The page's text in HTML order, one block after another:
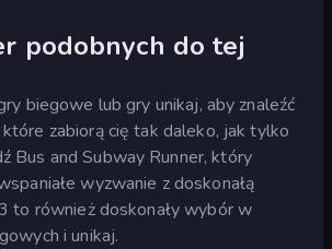
podobnych do tej
biegowe lub gry unikaj, aby znaleźć
zabiorą cię tak daleko, jak tylko
Bus and Subway Runner, który
wyzwanie z doskonałą
to również doskonały wybór w
i unikaj.